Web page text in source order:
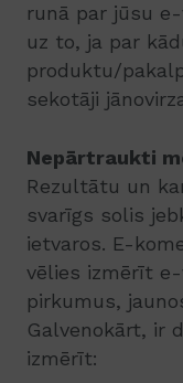
runā par jūsu
uz to, ja par
produktu/
sekotāji
Nepārtraukti
Rezultātu un
svarīgs solis
ietvaros. E-
vēlies izmērīt
pirkumus,
Galvenokārt, ir
izmērīt: